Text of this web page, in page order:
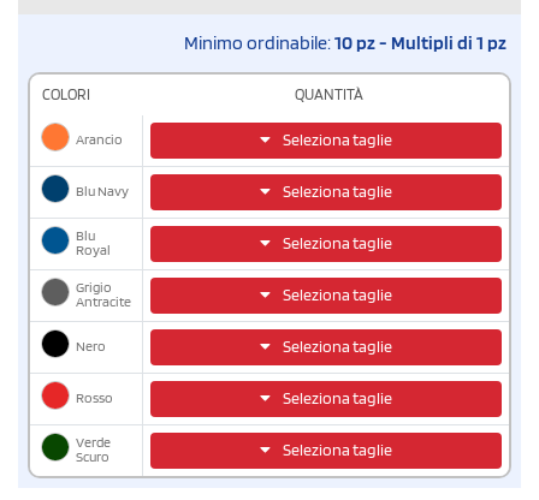
Minimo ordinabile:10 pz - Multipli di 1 pz
COLORI QUANTITÀ
Arancio Seleziona taglie
Blu Navy Seleziona taglie
Blu
Royal
Seleziona taglie
Grigio
Antracite
Seleziona taglie
Nero Seleziona taglie
Rosso Seleziona taglie
Verde
Scuro
Seleziona taglie